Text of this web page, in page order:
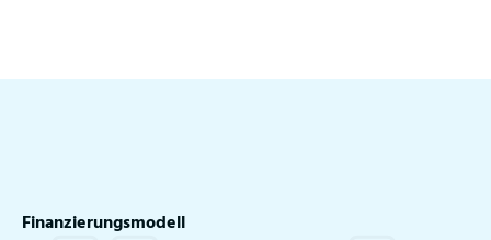
Finanzierungsmodell